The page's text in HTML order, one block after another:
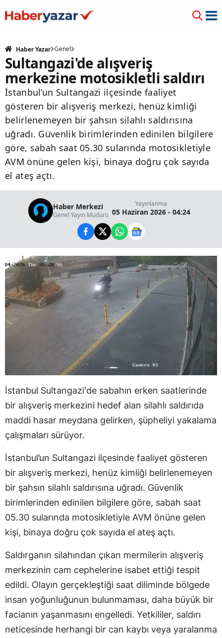
Haber Yazar Genel
Sultangazi'de alışveriş
merkezine motosikletli saldırı
İstanbul’un Sultangazi ilçesinde faaliyet
gösteren bir alışveriş merkezi, henüz kimliği
belirlenemeyen bir şahsın silahlı saldırısına
uğradı. Güvenlik birimlerinden edinilen bilgilere
göre, sabah saat 05.30 sularında motosikletiyle
AVM önüne gelen kişi, binaya doğru çok sayıda
el ateş açtı.
Haber Merkezi
Genel Yayın Müdürü
Yayınlanma
05 Haziran 2026 - 04:24
İstanbul Sultangazi'de sabahın erken saatlerinde
bir alışveriş merkezini hedef alan silahlı saldırıda
maddi hasar meydana gelirken, şüpheliyi yakalama
çalışmaları sürüyor.
İstanbul’un Sultangazi ilçesinde faaliyet gösteren
bir alışveriş merkezi, henüz kimliği belirlenemeyen
bir şahsın silahlı saldırısına uğradı. Güvenlik
birimlerinden edinilen bilgilere göre, sabah saat
05.30 sularında motosikletiyle AVM önüne gelen
kişi, binaya doğru çok sayıda el ateş açtı.
Saldırganın silahından çıkan mermilerin alışveriş
merkezinin cam cephelerine isabet ettiği tespit
edildi. Olayın gerçekleştiği saat diliminde bölgede
insan yoğunluğunun bulunmaması, daha büyük bir
facianın yaşanmasını engelledi. Yetkililer, saldırı
neticesinde herhangi bir can kaybı veya yaralanma